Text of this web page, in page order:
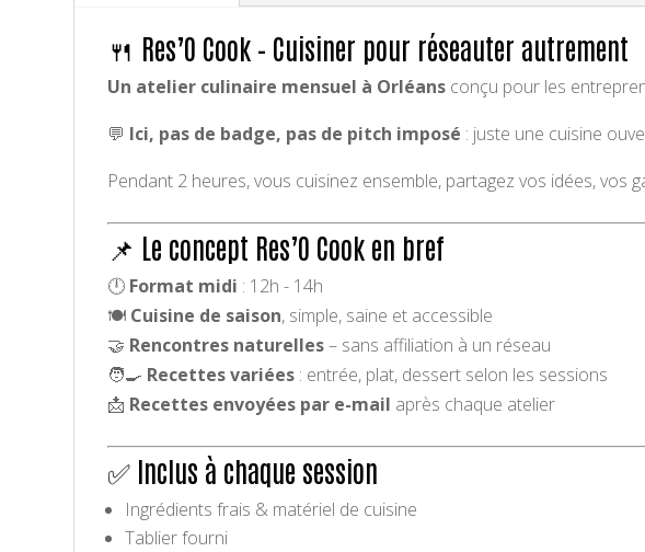
🍴 Res’O Cook – Cuisiner pour réseauter autrement
Un atelier culinaire mensuel à Orléans conçu pour les
💬 Ici, pas de badge, pas de pitch imposé : juste une cuisine
Pendant 2 heures, vous cuisinez ensemble, partagez vos idées,
📌 Le concept Res’O Cook en bref
🕛 Format midi : 12h - 14h
🍽️ Cuisine de saison, simple, saine et accessible
🤝 Rencontres naturelles– sans affiliation à un réseau
🧑‍🍳 Recettes variées : entrée, plat, dessert selon les sessions
📩 Recettes envoyées par e-mail après chaque atelier
✅ Inclus à chaque session
Ingrédients frais & matériel de cuisine
Tablier fourni